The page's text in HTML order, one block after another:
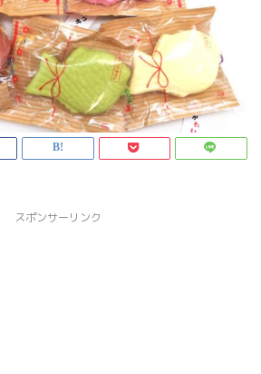
スポンサーリンク